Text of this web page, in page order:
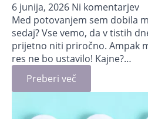
6 junija, 2026 Ni komentarjev
Med potovanjem sem dobila
sedaj? Vse vemo, da v tistih
prijetno niti priročno. Ampak
res ne bo ustavilo! Kajne?…
Preberi več